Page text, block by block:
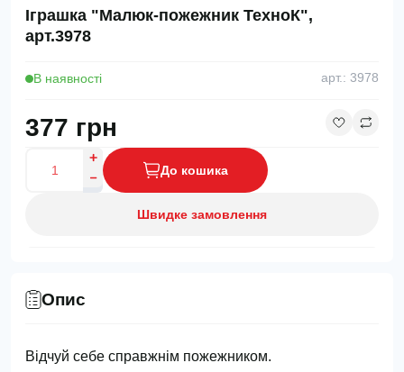
Іграшка "Малюк-пожежник ТехноК",
арт.3978
В наявності арт.: 3978
377 грн
До кошика
Швидке замовлення
Опис
Відчуй себе справжнім пожежником.